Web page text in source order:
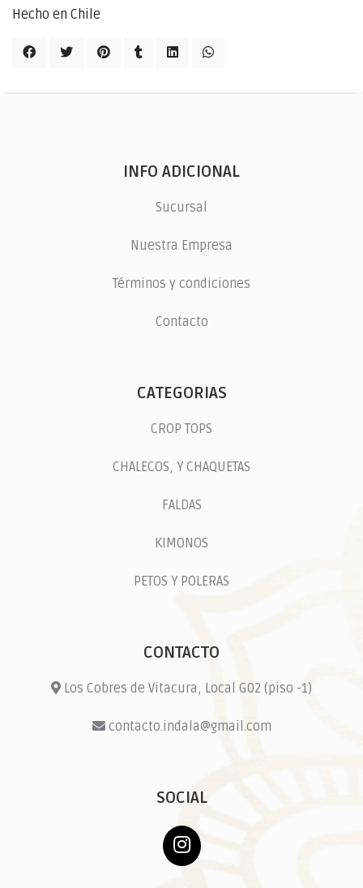
Hecho en Chile
INFO ADICIONAL
Sucursal
Nuestra Empresa
Términos y condiciones
Contacto
CATEGORIAS
CROP TOPS
CHALECOS, Y CHAQUETAS
FALDAS
KIMONOS
PETOS Y POLERAS
CONTACTO
Los Cobres de Vitacura, Local G02 (piso -1)
contacto.indala@gmail.com
SOCIAL